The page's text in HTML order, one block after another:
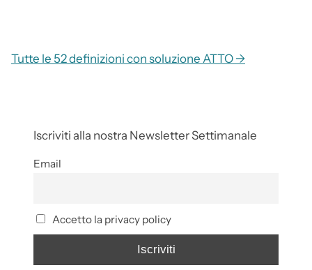
Tutte le 52 definizioni con soluzione ATTO →
Iscriviti alla nostra Newsletter Settimanale
Email
Accetto la privacy policy